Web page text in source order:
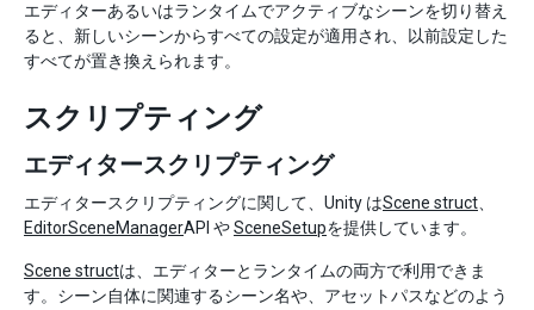
エディターあるいはランタイムでアクティブなシーンを切り替え
ると、新しいシーンからすべての設定が適用され、以前設定した
すべてが置き換えられます。
スクリプティング
エディタースクリプティング
エディタースクリプティングに関して、Unity はScene struct、
EditorSceneManagerAPI やSceneSetupを提供しています。
Scene structは、エディターとランタイムの両方で利用できま
す。シーン自体に関連するシーン名や、アセットパスなどのよう